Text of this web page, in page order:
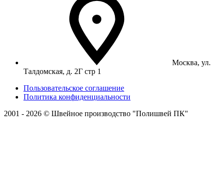
Москва, ул.
Талдомская, д. 2Г стр 1
Пользовательское соглашение
Политика конфиденциальности
2001 - 2026 © Швейное производство "Полишвей ПК"